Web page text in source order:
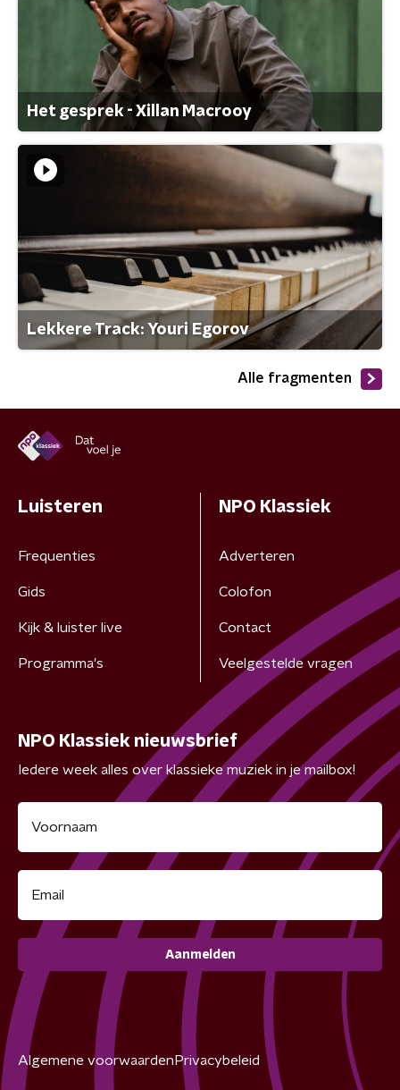
Het gesprek - Xillan Macrooy
Lekkere Track: Youri Egorov
Alle fragmenten
Luisteren
Frequenties
Gids
Kijk & luister live
Programma's
NPO Klassiek
Adverteren
Colofon
Contact
Veelgestelde vragen
NPO Klassiek nieuwsbrief
Iedere week alles over klassieke muziek in je mailbox!
Aanmelden
Algemene voorwaarden Privacybeleid